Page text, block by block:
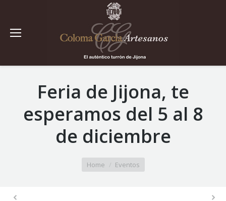
Feria de Jijona, te
esperamos del 5 al 8
de diciembre
Home Eventos